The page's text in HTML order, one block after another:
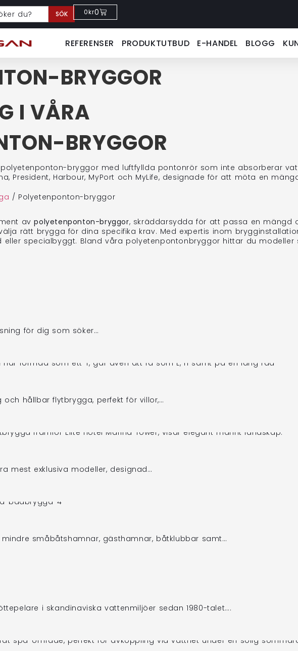
SÖK 0kr0
REFERENSER PRODUKTUTBUD E-HANDEL BLOGG
BRYGGOR
I VÅRA
BRYGGOR
bryggor med luftfyllda pontonrör som inte absorberar
President, Harbour, MyPort och MyLife, designade för att möta en
/ Polyetenponton-bryggor
avpolyetenponton-bryggor, skräddarsydda för att passa en mängd
rätt brygga för dina specifika krav. Med expertis inom
eller specialbyggt. Bland våra polyetenpontonbryggor hittar du
för dig som söker…
hållbar flytbrygga, perfekt för villor,…
mest exklusiva modeller, designad…
småbåtshamnar, gästhamnar, båtklubbar samt…
i skandinaviska vattenmiljöer sedan 1980-talet….